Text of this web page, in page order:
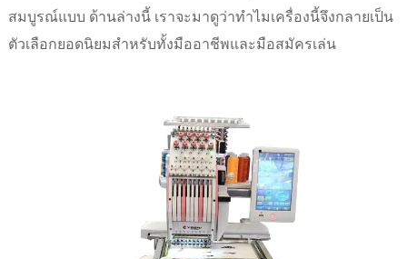
สมบูรณ์แบบ ด้านล่างนี้ เราจะมาดูว่าทำไมเครื่องนี้จึงกลายเป็น
ตัวเลือกยอดนิยมสำหรับทั้งมืออาชีพและมือสมัครเล่น